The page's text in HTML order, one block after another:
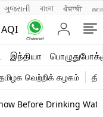
ગુજરાતી বাংলা ਪੰਜਾਬੀ
AQI
இந்தியா
வெற்றிக் கழகம்
Before Drinking